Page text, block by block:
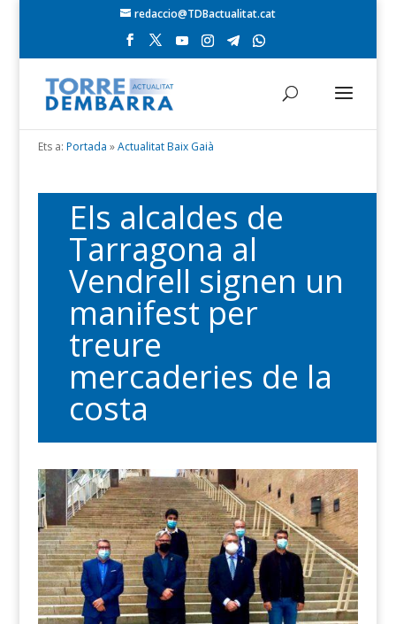
redaccio@TDBactualitat.cat
Ets a: Portada »Actualitat Baix Gaià
Els alcaldes de
Tarragona al
Vendrell signen un
manifest per
treure
mercaderies de la
costa